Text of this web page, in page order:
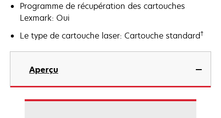
Programme de récupération des cartouches
Lexmark: Oui
Le type de cartouche laser: Cartouche standard†
Aperçu